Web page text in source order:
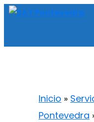
Saltar
contenido
Inicio »
Pontevedra